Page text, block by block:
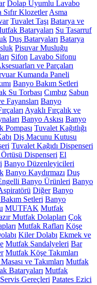
Dolap Uyumlu Lavabo
Sıfır Klozetler Asma
Tuvalet Taşı Batarya ve
Bataryaları Su Tasarruf
Duş Bataryaları Batarya
Pisuvar Musluğu
Sifon Lavabo Sifonu
ve Parçaları
Kumanda Paneli
Banyo Bakım Setleri
Su Torbası Cımbız Sabun
Fayansları Banyo
Ayaklı Fırçalık ve
Banyo Askısı Banyo
Pompası Tuvalet Kağıtlığı
Diş Macunu Kutusu
Tuvalet Kağıdı Dispenseri
Dispenseri El
Banyo Düzenleyicileri
Banyo Kaydırmazı Duş
Banyo Ürünleri Banyo
Diğer Banyo
Setleri Banyo
MUTFAK Mutfak
Mutfak Dolapları Çok
Mutfak Rafları Köşe
Kiler Dolabı Ekmek ve
Mutfak Sandalyeleri Bar
Mutfak Köşe Takımları
ve Takımları Mutfak
Bataryaları Mutfak
Servis Gereçleri Patates Ezici